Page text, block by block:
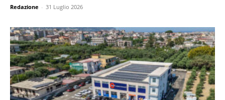
Redazione - 31 Luglio 2026